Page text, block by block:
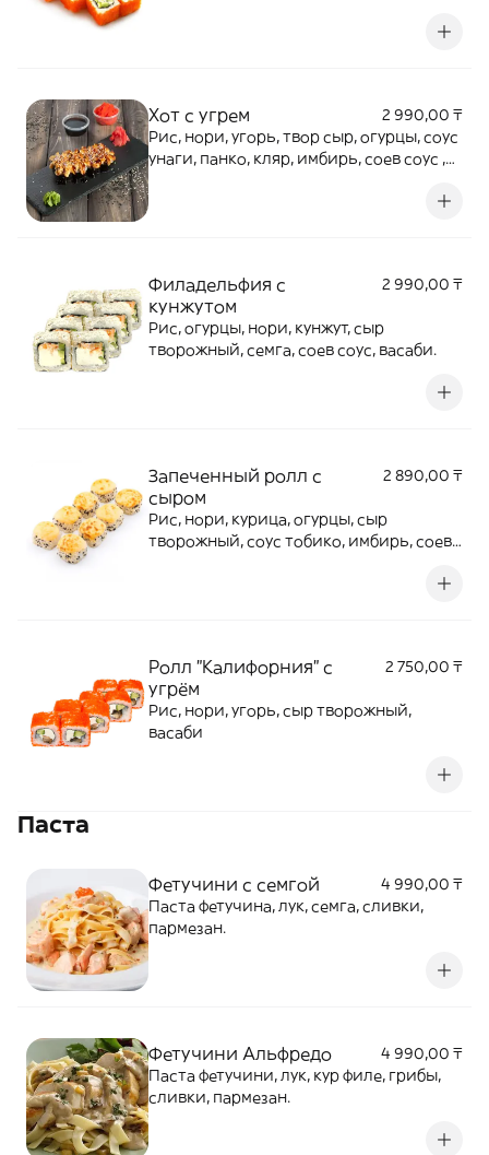
Хот с угрем
2 990,00 ₸
Рис, нори, угорь, твор сыр, огурцы, соус
унаги, панко, кляр, имбирь, соев соус ,
Филадельфия с
кунжутом
2 990,00 ₸
Рис, огурцы, нори, кунжут, сыр
творожный, семга, соев соус, васаби.
Запеченный ролл с
сыром
2 890,00 ₸
Рис, нори, курица, огурцы, сыр
творожный, соус тобико, имбирь, соев
Ролл "Калифорния" с
угрём
2 750,00 ₸
Рис, нори, угорь, сыр творожный,
васаби
Паста
Фетучини с семгой
4 990,00 ₸
Паста фетучина, лук, семга, сливки,
пармезан.
Фетучини Альфредо
4 990,00 ₸
Паста фетучини, лук, кур филе, грибы,
сливки, пармезан.